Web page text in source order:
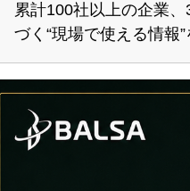
累計100社以上の企業
づく“現場で使える情報